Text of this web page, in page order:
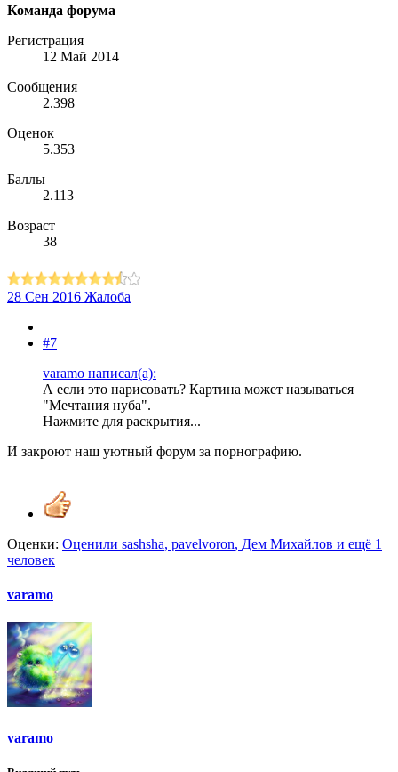
Команда форума
Регистрация
12 Май 2014
Сообщения
2.398
Оценок
5.353
Баллы
2.113
Возраст
38
28 Сен 2016 Жалоба
#7
varamo написал(а):
А если это нарисовать? Картина может называться
"Мечтания нуба".
Нажмите для раскрытия...
И закроют наш уютный форум за порнографию.
Оценки: Оценили sashsha, pavelvoron, Дем Михайлов и ещё 1
человек
varamo
varamo